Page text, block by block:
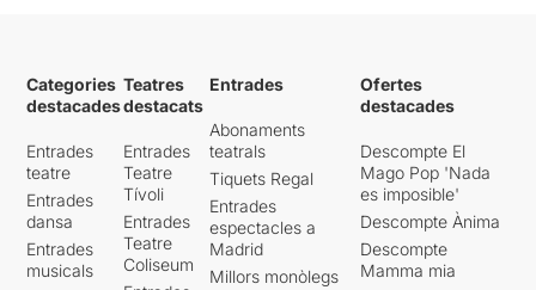
Categories
destacades
Entrades
teatre
Entrades
dansa
Entrades
musicals
Teatres
destacats
Entrades
Teatre
Tívoli
Entrades
Teatre
Coliseum
Entrades
Abonaments
teatrals
Tiquets Regal
Entrades
espectacles a
Madrid
Millors monòlegs
Ofertes
destacades
Descompte El
Mago Pop 'Nada
es imposible'
Descompte Ànima
Descompte
Mamma mia